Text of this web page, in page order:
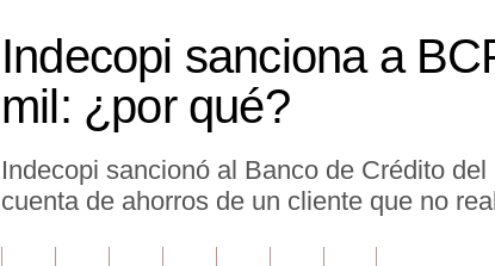
Indecopi sanciona a
mil: ¿por qué?
Indecopi sancionó al Banco de Crédito
cuenta de ahorros de un cliente que no